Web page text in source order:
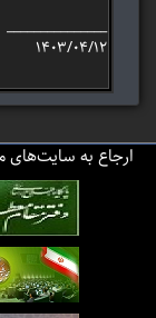
_______________
۱۴۰۳/۰۴/۱۲
ارجاع به سایت‌های